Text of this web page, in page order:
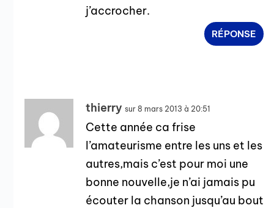
j’accrocher.
RÉPONSE
thierry sur 8 mars 2013 à 20:51
Cette année ca frise
l’amateurisme entre les uns et les
autres,mais c’est pour moi une
bonne nouvelle,je n’ai jamais pu
écouter la chanson jusqu’au bout